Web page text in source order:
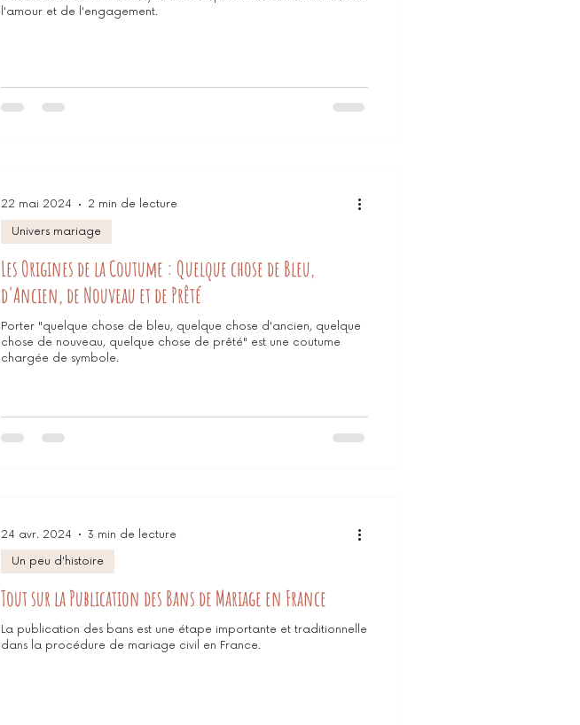
l'amour et de l'engagement.
Les Origines de la Coutume : Quelque chose de Bleu,
d'Ancien, de Nouveau et de Prêté
Porter "quelque chose de bleu, quelque chose d'ancien, quelque
chose de nouveau, quelque chose de prêté" est une coutume
chargée de symbole.
Univers mariage
22 mai 2024 2 min de lecture
Tout sur la Publication des Bans de Mariage en France
La publication des bans est une étape importante et traditionnelle
dans la procédure de mariage civil en France.
Un peu d'histoire
24 avr. 2024 3 min de lecture